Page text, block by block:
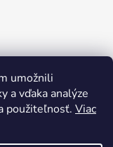
umožnili
a vďaka analýze
použiteľnosť. Viac